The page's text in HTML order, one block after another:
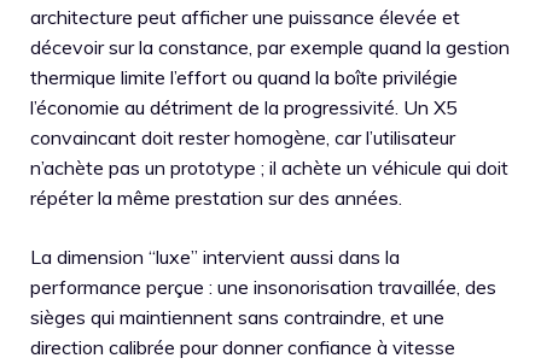
architecture peut afficher une puissance élevée et
décevoir sur la constance, par exemple quand la gestion
thermique limite l’effort ou quand la boîte privilégie
l’économie au détriment de la progressivité. Un X5
convaincant doit rester homogène, car l’utilisateur
n’achète pas un prototype ; il achète un véhicule qui doit
répéter la même prestation sur des années.
La dimension “luxe” intervient aussi dans la
performance perçue : une insonorisation travaillée, des
sièges qui maintiennent sans contraindre, et une
direction calibrée pour donner confiance à vitesse